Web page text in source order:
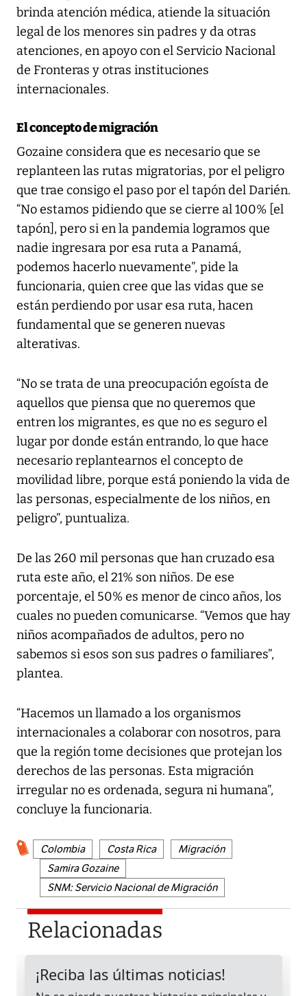
brinda atención médica, atiende la situación
legal de los menores sin padres y da otras
atenciones, en apoyo con el Servicio Nacional
de Fronteras y otras instituciones
internacionales.
El concepto de migración
Gozaine considera que es necesario que se
replanteen las rutas migratorias, por el peligro
que trae consigo el paso por el tapón del Darién.
“No estamos pidiendo que se cierre al 100% [el
tapón], pero si en la pandemia logramos que
nadie ingresara por esa ruta a Panamá,
podemos hacerlo nuevamente”, pide la
funcionaria, quien cree que las vidas que se
están perdiendo por usar esa ruta, hacen
fundamental que se generen nuevas
alterativas.
“No se trata de una preocupación egoísta de
aquellos que piensa que no queremos que
entren los migrantes, es que no es seguro el
lugar por donde están entrando, lo que hace
necesario replantearnos el concepto de
movilidad libre, porque está poniendo la vida de
las personas, especialmente de los niños, en
peligro”, puntualiza.
De las 260 mil personas que han cruzado esa
ruta este año, el 21% son niños. De ese
porcentaje, el 50% es menor de cinco años, los
cuales no pueden comunicarse. “Vemos que hay
niños acompañados de adultos, pero no
sabemos si esos son sus padres o familiares”,
plantea.
“Hacemos un llamado a los organismos
internacionales a colaborar con nosotros, para
que la región tome decisiones que protejan los
derechos de las personas. Esta migración
irregular no es ordenada, segura ni humana”,
concluye la funcionaria.
Colombia Costa Rica
Migración
Samira Gozaine
SNM: Servicio Nacional de Migración
Relacionadas